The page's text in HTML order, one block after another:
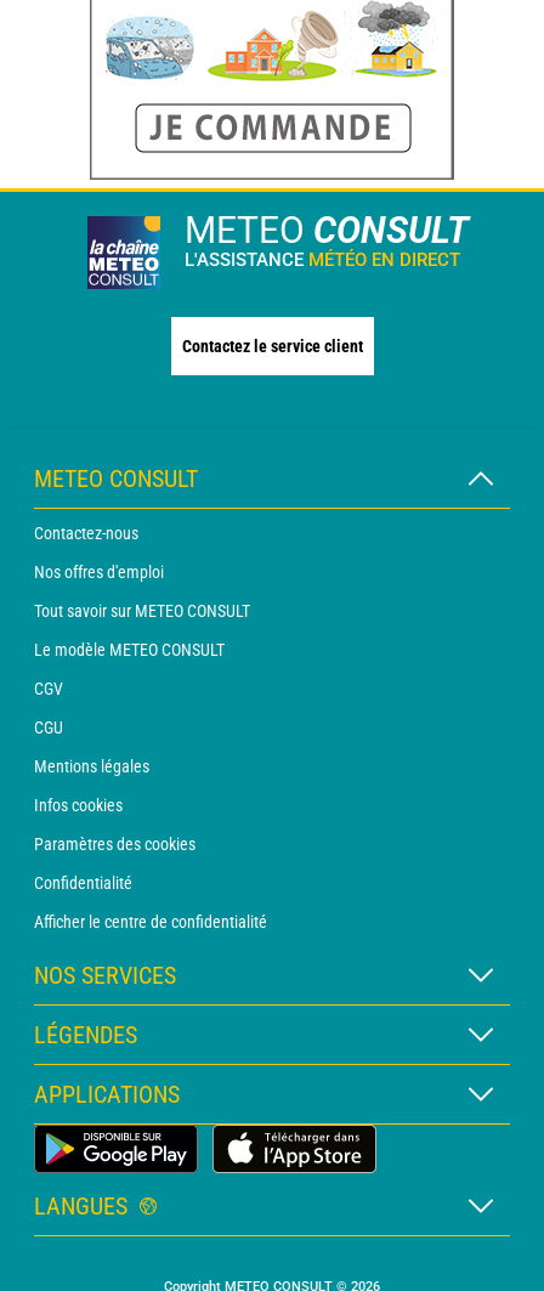
METEO CONSULT
L'ASSISTANCE MÉTÉO EN DIRECT
Contactez le service client
METEO CONSULT
Contactez-nous
Nos offres d'emploi
Tout savoir sur METEO CONSULT
Le modèle METEO CONSULT
CGV
CGU
Mentions légales
Infos cookies
Paramètres des cookies
Confidentialité
Afficher le centre de confidentialité
NOS SERVICES
Abonnement METEO Xpert
Abonnement METEO PRO
Consultation avec un prévisionniste
Bulletin PRO
LÉGENDES
Légende des cartes
Légende des pictogrammes
Glossaire
APPLICATIONS
Application Météo Terrestre
LANGUES
Copyright METEO CONSULT © 2026